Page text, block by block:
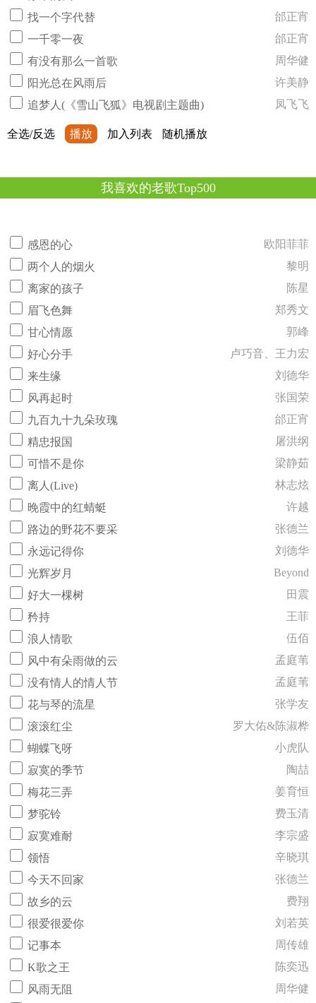
找一个字代替
邰正宵
一千零一夜
邰正宵
有没有那么一首歌
周华健
阳光总在风雨后
许美静
追梦人(《雪山飞狐》电视剧主题曲)
凤飞飞
全选/反选 播放 加入列表 随机播放
我喜欢的老歌Top500
感恩的心
欧阳菲菲
两个人的烟火
黎明
离家的孩子
陈星
眉飞色舞
郑秀文
甘心情愿
郭峰
好心分手
卢巧音、王力宏
来生缘
刘德华
风再起时
张国荣
九百九十九朵玫瑰
邰正宵
精忠报国
屠洪纲
可惜不是你
梁静茹
离人(Live)
林志炫
晚霞中的红蜻蜓
许越
路边的野花不要采
张德兰
永远记得你
刘德华
光辉岁月
Beyond
好大一棵树
田震
矜持
王菲
浪人情歌
伍佰
风中有朵雨做的云
孟庭苇
没有情人的情人节
孟庭苇
花与琴的流星
张学友
滚滚红尘
罗大佑&陈淑桦
蝴蝶飞呀
小虎队
寂寞的季节
陶喆
梅花三弄
姜育恒
梦驼铃
费玉清
寂寞难耐
李宗盛
领悟
辛晓琪
今天不回家
张德兰
故乡的云
费翔
很爱很爱你
刘若英
记事本
周传雄
K歌之王
陈奕迅
风雨无阻
周华健